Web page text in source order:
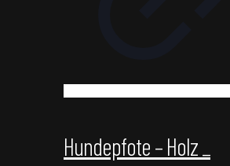
Hundepfote – Holz _